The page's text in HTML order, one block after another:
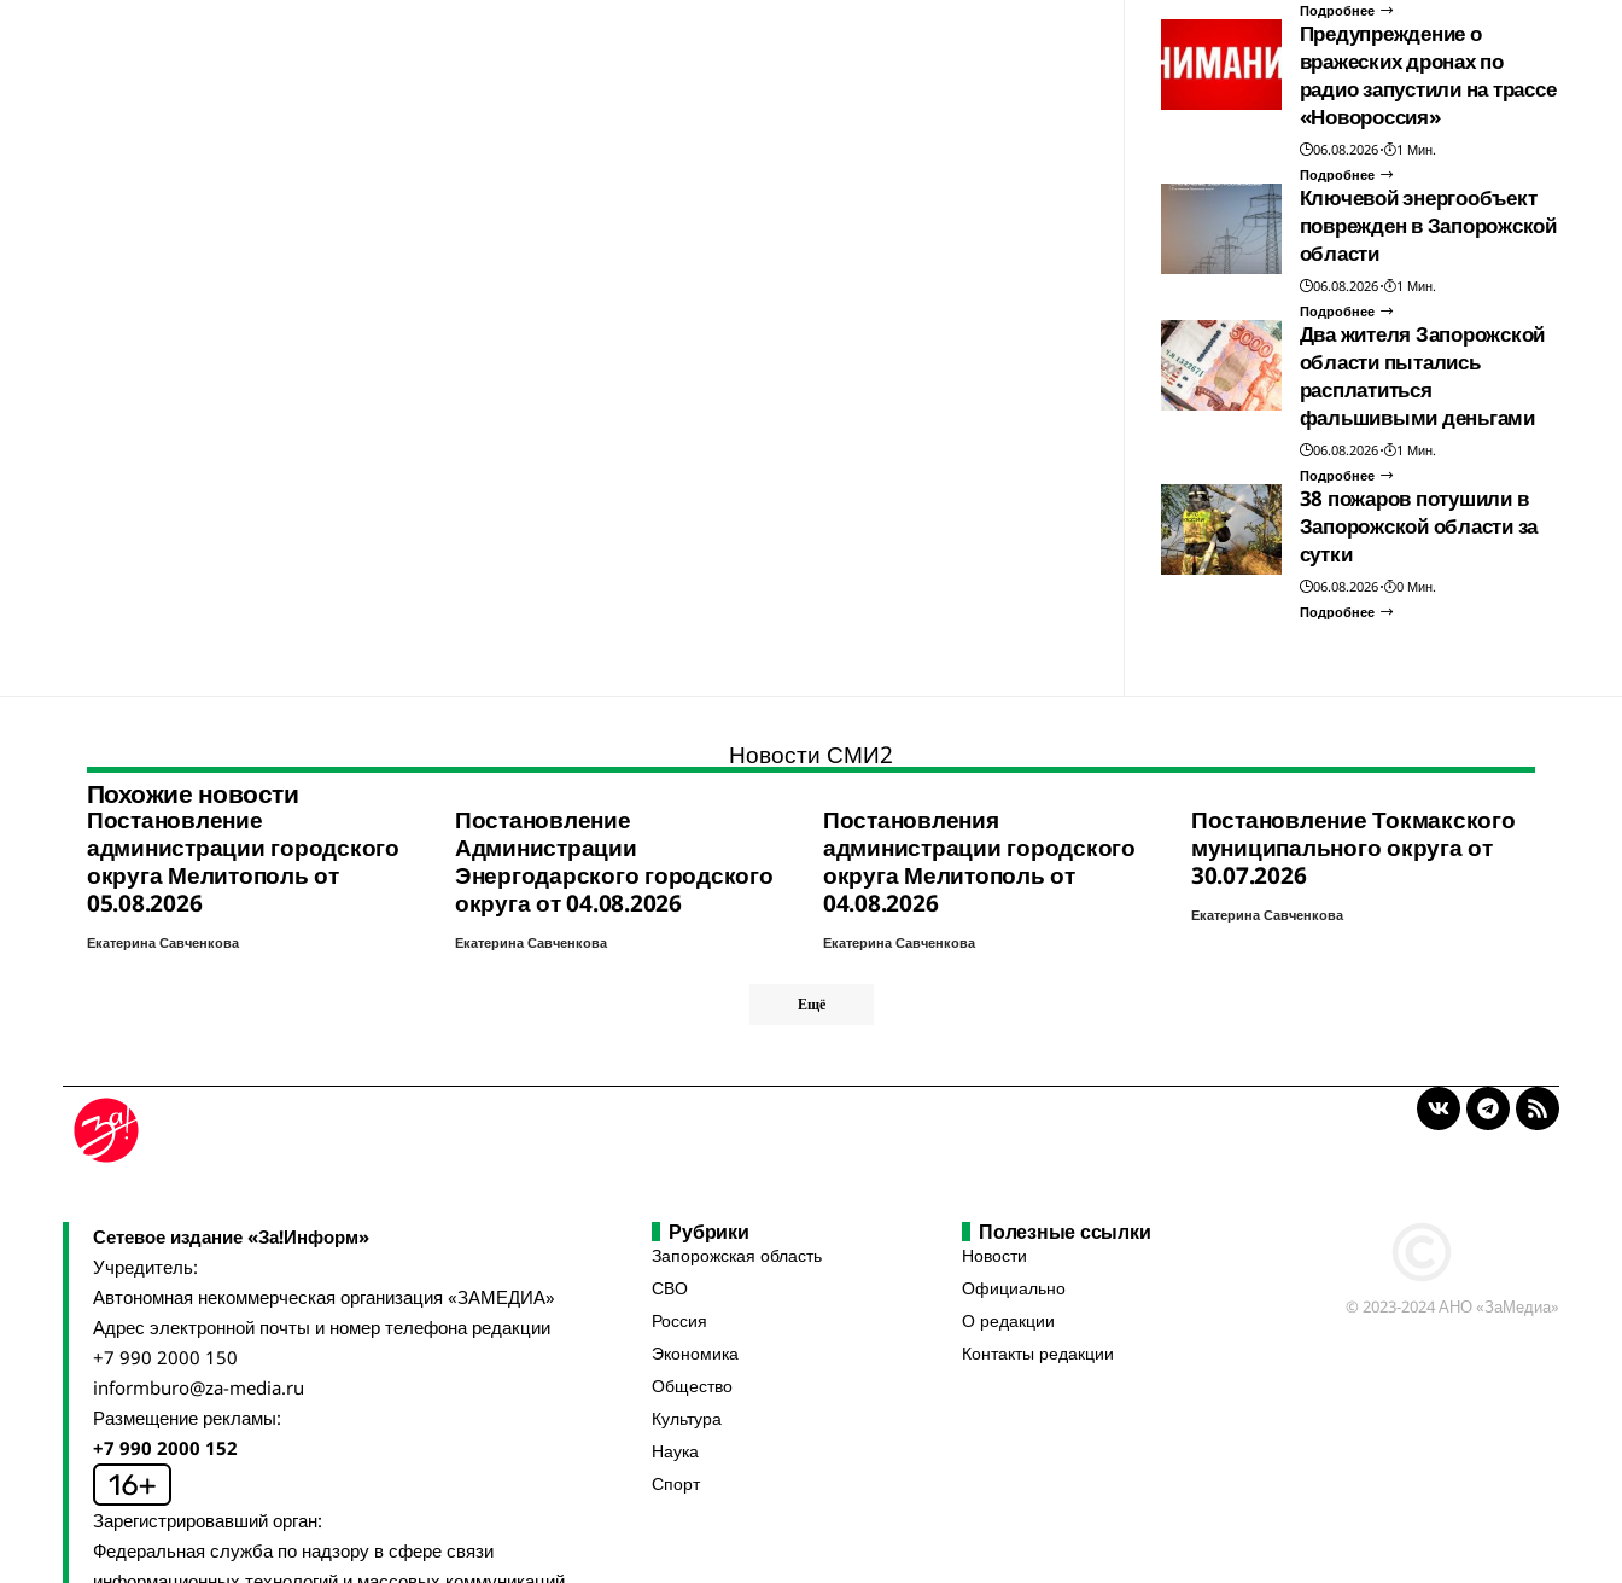
Подробнее
Предупреждение о
вражеских дронах по
радио запустили на трассе
«Новороссия»
06.08.2026
1 Мин.
Подробнее
Ключевой энергообъект
поврежден в Запорожской
области
06.08.2026
1 Мин.
Подробнее
Два жителя Запорожской
области пытались
расплатиться
фальшивыми деньгами
06.08.2026
1 Мин.
Подробнее
38 пожаров потушили в
Запорожской области за
сутки
06.08.2026
0 Мин.
Подробнее
Новости СМИ2
Похожие новости
Постановление
администрации городского
округа Мелитополь от
05.08.2026
Екатерина Савченкова
Постановление
Администрации
Энергодарского городского
округа от 04.08.2026
Екатерина Савченкова
Постановления
администрации городского
округа Мелитополь от
04.08.2026
Екатерина Савченкова
Постановление Токмакского
муниципального округа от
30.07.2026
Екатерина Савченкова
Ещё
Сетевое издание «За!Информ»
Учредитель:
Автономная некоммерческая организация «ЗАМЕДИА»
Адрес электронной почты и номер телефона редакции
+7 990 2000 150
informburo@za-media.ru
Размещение рекламы:
+7 990 2000 152
Зарегистрировавший орган:
Федеральная служба по надзору в сфере связи
Рубрики
Запорожская область
СВО
Россия
Экономика
Общество
Культура
Наука
Спорт
Полезные ссылки
Новости
Официально
О редакции
Контакты редакции
© 2023-2024 АНО «ЗаМедиа»